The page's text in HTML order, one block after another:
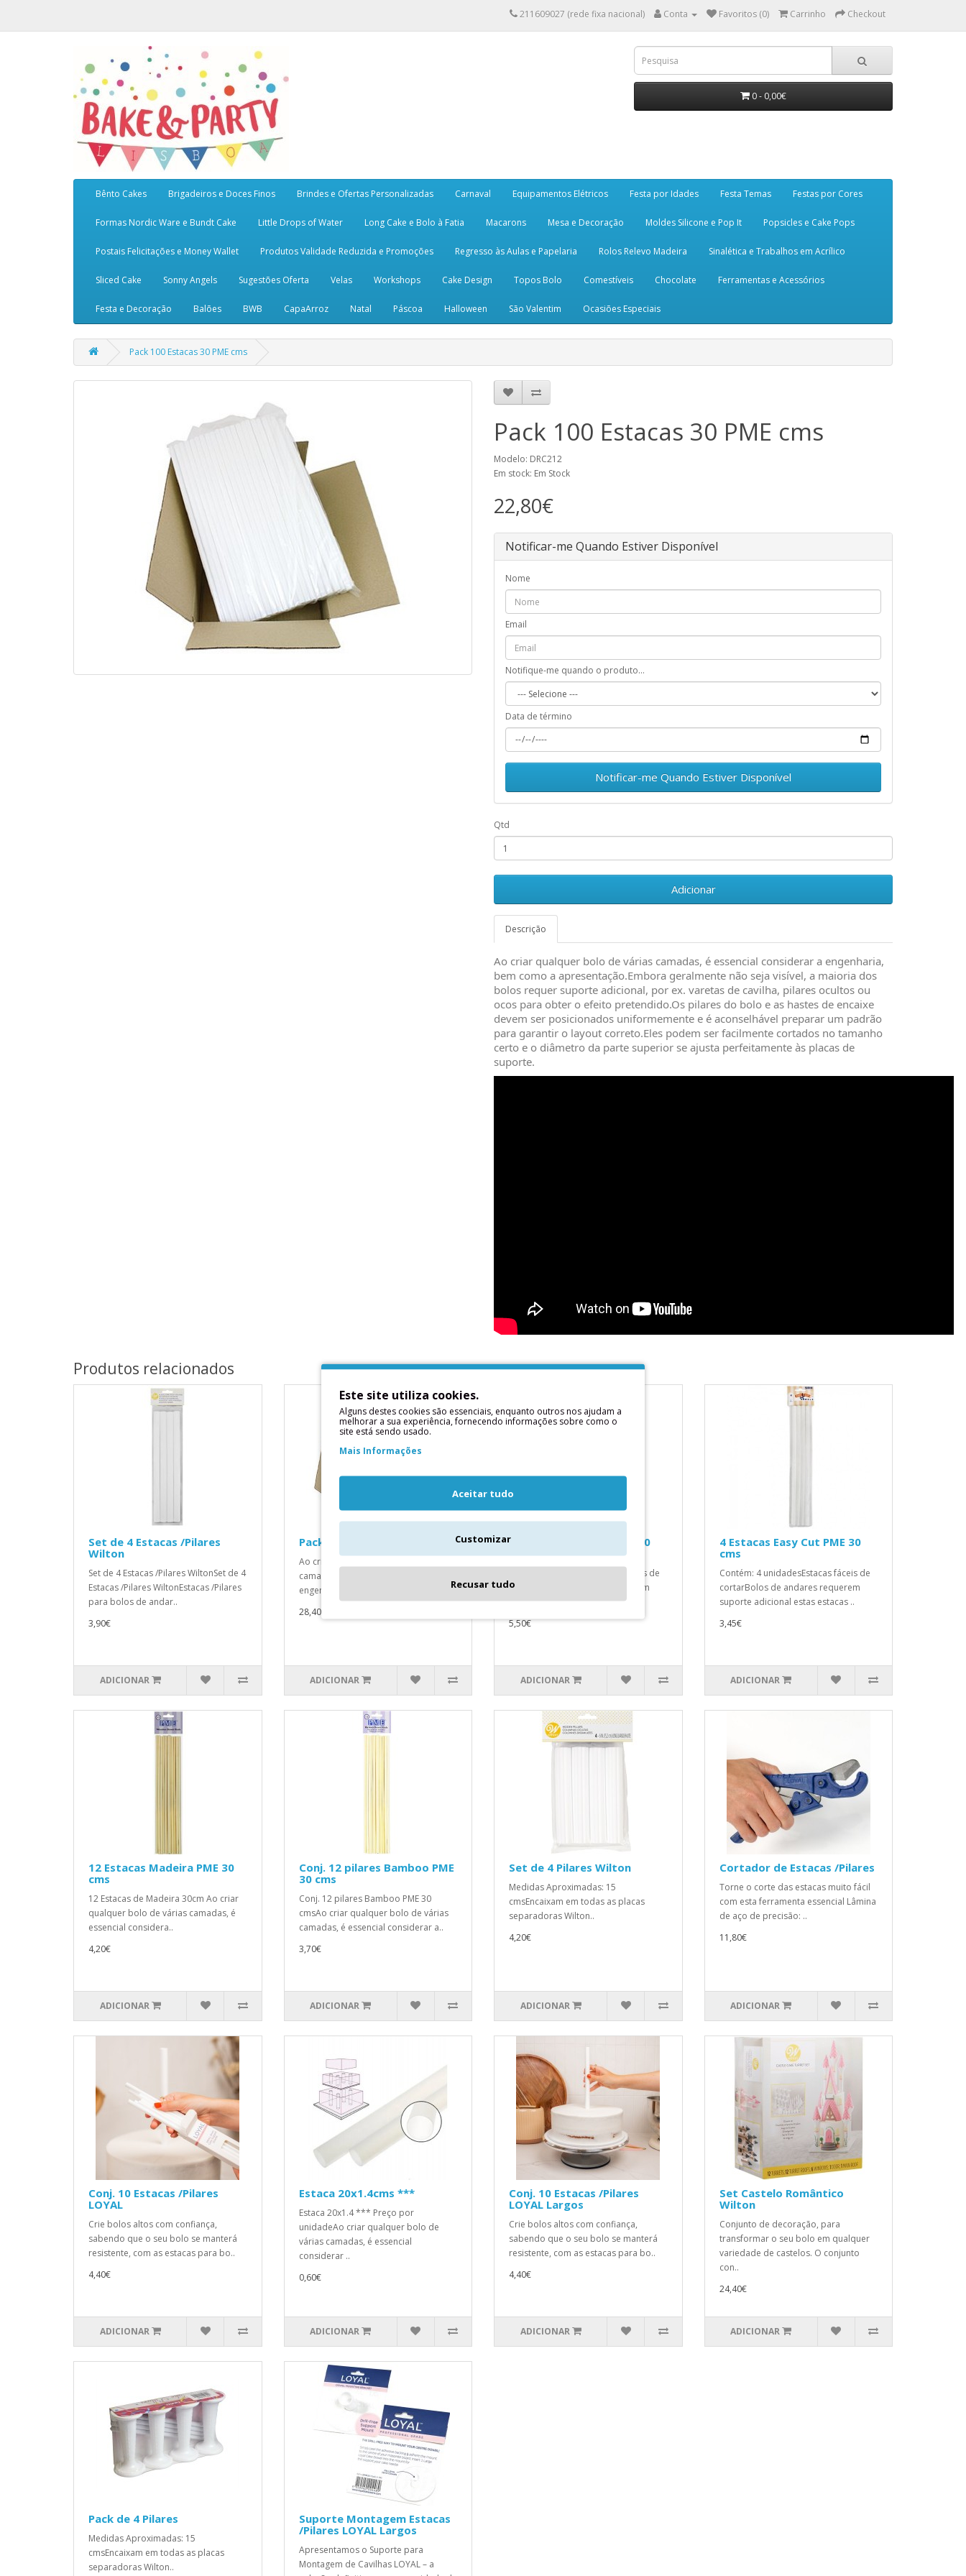
211609027 (rede fixa nacional) Conta Favoritos (0) Carrinho Checkout
0 - 0,00€
Bênto Cakes Brigadeiros e Doces Finos Brindes e Ofertas Personalizadas Carnaval Equipamentos Elétricos Festa por Idades Festa Temas Festas por Cores
Formas Nordic Ware e Bundt Cake Little Drops of Water Long Cake e Bolo à Fatia Macarons Mesa e Decoração Moldes Silicone e Pop It Popsicles e Cake Pops
Postais Felicitações e Money Wallet Produtos Validade Reduzida e Promoções Regresso às Aulas e Papelaria Rolos Relevo Madeira Sinalética e Trabalhos em Acrílico
Sliced Cake Sonny Angels Sugestões Oferta Velas Workshops Cake Design Topos Bolo Comestíveis Chocolate Ferramentas e Acessórios
Festa e Decoração Balões BWB CapaArroz Natal Páscoa Halloween São Valentim Ocasiões Especiais
Pack 100 Estacas 30 PME cms
Pack 100 Estacas 30 PME cms
Modelo: DRC212
Em stock: Em Stock
22,80€
Notificar-me Quando Estiver Disponível
Nome
Email
Notifique-me quando o produto...
Data de término
Notificar-me Quando Estiver Disponível
Qtd
Adicionar
Descrição
Ao criar qualquer bolo de várias camadas, é essencial considerar a engenharia,
bem como a apresentação.Embora geralmente não seja visível, a maioria dos
bolos requer suporte adicional, por ex. varetas de cavilha, pilares ocultos ou
ocos para obter o efeito pretendido.Os pilares do bolo e as hastes de encaixe
devem ser posicionados uniformemente e é aconselhável preparar um padrão
para garantir o layout correto.Eles podem ser facilmente cortados no tamanho
certo e o diâmetro da parte superior se ajusta perfeitamente às placas de
suporte.
Produtos relacionados
Set de 4 Estacas /Pilares
Wilton
Set de 4 Estacas /Pilares WiltonSet de 4
Estacas /Pilares WiltonEstacas /Pilares
para bolos de andar..
3,90€
ADICIONAR
Pack 100 Estacas 40 PME cms
Ao criar qualquer bolo de várias
camadas, é essencial considerar a
engenharia, bem como a apresenta..
28,40€
ADICIONAR
8 Estacas Easy Cut PME 40
cms
Contém: 8 unidadesEstacas fáceis de
cortarBolos de andares requerem
suporte adicional estas estacas ..
5,50€
ADICIONAR
4 Estacas Easy Cut PME 30
cms
Contém: 4 unidadesEstacas fáceis de
cortarBolos de andares requerem
suporte adicional estas estacas ..
3,45€
ADICIONAR
12 Estacas Madeira PME 30
cms
12 Estacas de Madeira 30cm Ao criar
qualquer bolo de várias camadas, é
essencial considera..
4,20€
ADICIONAR
Conj. 12 pilares Bamboo PME
30 cms
Conj. 12 pilares Bamboo PME 30
cmsAo criar qualquer bolo de várias
camadas, é essencial considerar a..
3,70€
ADICIONAR
Set de 4 Pilares Wilton
Medidas Aproximadas: 15
cmsEncaixam em todas as placas
separadoras Wilton..
4,20€
ADICIONAR
Cortador de Estacas /Pilares
Torne o corte das estacas muito fácil
com esta ferramenta essencial Lâmina
de aço de precisão: ..
11,80€
ADICIONAR
Conj. 10 Estacas /Pilares
LOYAL
Crie bolos altos com confiança,
sabendo que o seu bolo se manterá
resistente, com as estacas para bo..
4,40€
ADICIONAR
Estaca 20x1.4cms ***
Estaca 20x1.4 *** Preço por
unidadeAo criar qualquer bolo de
várias camadas, é essencial
considerar ..
0,60€
ADICIONAR
Conj. 10 Estacas /Pilares
LOYAL Largos
Crie bolos altos com confiança,
sabendo que o seu bolo se manterá
resistente, com as estacas para bo..
4,40€
ADICIONAR
Set Castelo Romântico
Wilton
Conjunto de decoração, para
transformar o seu bolo em qualquer
variedade de castelos. O conjunto
con..
24,40€
ADICIONAR
Pack de 4 Pilares
Medidas Aproximadas: 15
cmsEncaixam em todas as placas
separadoras Wilton..
Suporte Montagem Estacas
/Pilares LOYAL Largos
Apresentamos o Suporte para
Montagem de Cavilhas LOYAL – a
Este site utiliza cookies.
Alguns destes cookies são essenciais, enquanto outros nos ajudam a
melhorar a sua experiência, fornecendo informações sobre como o
site está sendo usado.
Mais Informações
Aceitar tudo
Customizar
Recusar tudo